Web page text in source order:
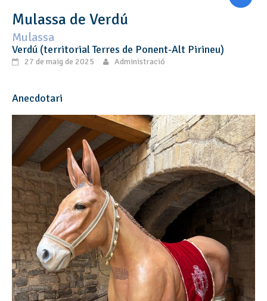
Mulassa de Verdú
Mulassa
Verdú (territorial Terres de Ponent-Alt Pirineu)
27 de maig de 2025 Administració
Anecdotari